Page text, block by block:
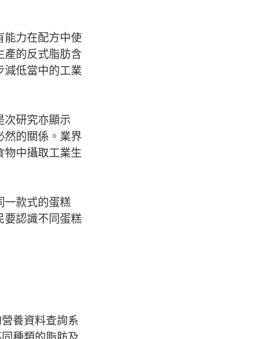
能力在配方中使
產的反式脂肪含
減低當中的工業
次研究亦顯示
然的關係。業界
物中攝取工業生
一款式的蛋糕
要認識不同蛋糕
養資料查詢系